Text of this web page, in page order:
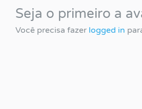
Seja o primeiro a
Você precisa fazer logged in